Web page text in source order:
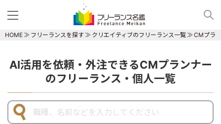
HOME フリーランスを探す クリエイティブのフリーランス一覧 CMプラ
AI活用を依頼・外注できるCMプランナー
のフリーランス・個人一覧